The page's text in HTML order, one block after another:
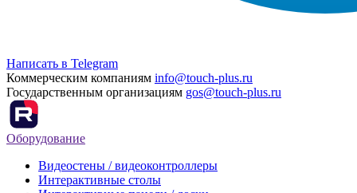
Написать в Telegram
Коммерческим компаниям info@touch-plus.ru
Государственным организациям gos@touch-plus.ru
Оборудование
Видеостены / видеоконтроллеры
Интерактивные столы